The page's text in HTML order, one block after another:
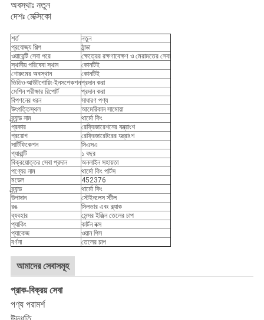
অবস্থাঃ নতুন
দেশঃ মেক্সিকো
শর্ত
নতুন
প্রযোজ্য শিল্প
ঠান্ডা
ওয়ারেন্টি সেবা পরে
ক্ষেত্রের রক্ষণাবেক্ষণ ও মেরামতের সেবা
স্থানীয় পরিষেবা স্থান
কোনটিই
শোরুমের অবস্থান
কোনটিই
ভিডিও-আউটগোয়িং-ইনসপেকশনপ্রদান করা
মেশিন পরীক্ষার রিপোর্ট
প্রদান করা
বিপণনের ধরন
সাধারণ পণ্য
উৎপত্তিস্থল
আমেরিকান সামোয়া
ব্র্যান্ড নাম
থার্মো কিং
প্রকার
রেফ্রিজারেশনের যন্ত্রাংশ
প্রয়োগ
রেফ্রিজারেটরের যন্ত্রাংশ
সার্টিফিকেশন
সিএসএ
গ্যারান্টি
১ বছর
বিক্রয়োত্তর সেবা প্রদান
অনলাইন সহায়তা
পণ্যের নাম
থার্মো কিং পার্টস
মডেল
452376
ব্র্যান্ড
থার্মো কিং
উপাদান
স্টেইনলেস স্টীল
রঙ
সিলভার এবং ব্ল্যাক
ব্যবহার
সেন্সর ইঞ্জিন তেলের চাপ
প্যাকিং
কার্টন বক্স
প্যাকেজ
ওয়ান পিস
বর্ণনা
তেলের চাপ
আমাদের সেবাসমূহ
প্রাক-বিক্রয় সেবা
পণ্য পরামর্শ